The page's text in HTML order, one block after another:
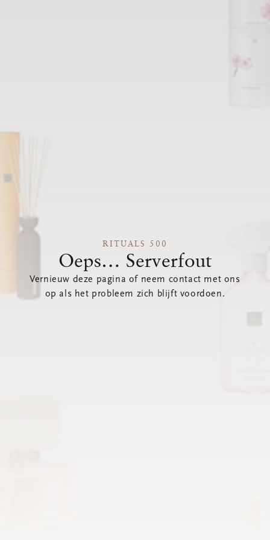
RITUALS 500
Oeps… Serverfout
Vernieuw deze pagina of neem contact met ons
op als het probleem zich blijft voordoen.